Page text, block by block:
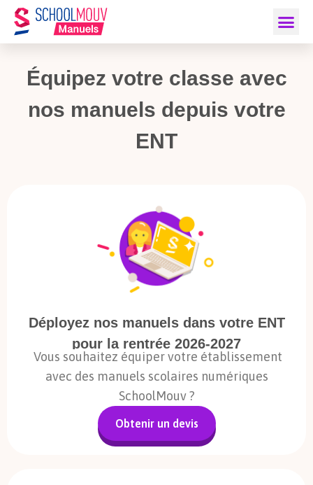
Équipez votre classe avec
nos manuels depuis votre
ENT
Déployez nos manuels dans votre ENT
pour la rentrée 2026-2027
Vous souhaitez équiper votre établissement
avec des manuels scolaires numériques
SchoolMouv ?
Obtenir un devis